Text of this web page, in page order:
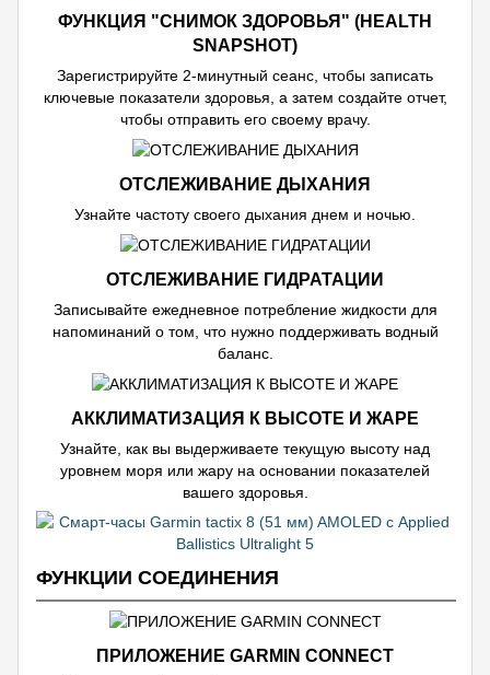
ФУНКЦИЯ "СНИМОК ЗДОРОВЬЯ" (HEALTH
SNAPSHOT)
Зарегистрируйте 2-минутный сеанс, чтобы записать
ключевые показатели здоровья, а затем создайте отчет,
чтобы отправить его своему врачу.
ОТСЛЕЖИВАНИЕ ДЫХАНИЯ
Узнайте частоту своего дыхания днем и ночью.
ОТСЛЕЖИВАНИЕ ГИДРАТАЦИИ
Записывайте ежедневное потребление жидкости для
напоминаний о том, что нужно поддерживать водный
баланс.
АККЛИМАТИЗАЦИЯ К ВЫСОТЕ И ЖАРЕ
Узнайте, как вы выдерживаете текущую высоту над
уровнем моря или жару на основании показателей
вашего здоровья.
ФУНКЦИИ СОЕДИНЕНИЯ
ПРИЛОЖЕНИЕ GARMIN CONNECT